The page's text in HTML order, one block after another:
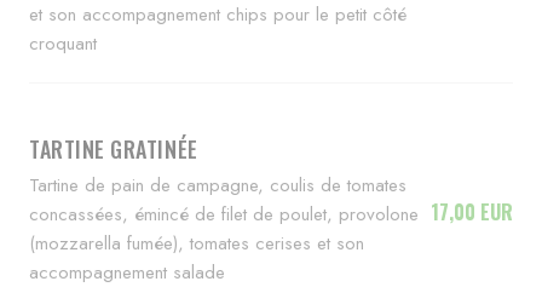
et son accompagnement chips pour le petit côté
croquant
TARTINE GRATINÉE
Tartine de pain de campagne, coulis de tomates
concassées, émincé de filet de poulet, provolone
(mozzarella fumée), tomates cerises et son
accompagnement salade
17,00 EUR